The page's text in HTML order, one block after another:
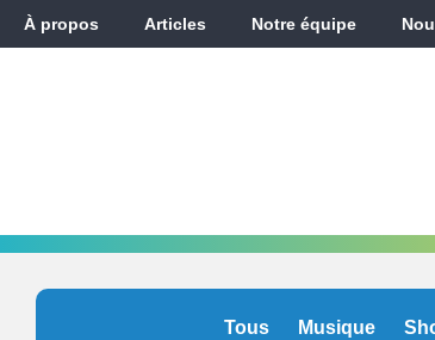
À propos Articles Notre équipe
Tous Musique